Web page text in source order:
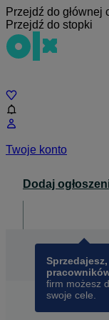
Przejdź do głównej
Przejdź do stopki
Twoje konto
Dodaj
firm możesz
swoje cele.